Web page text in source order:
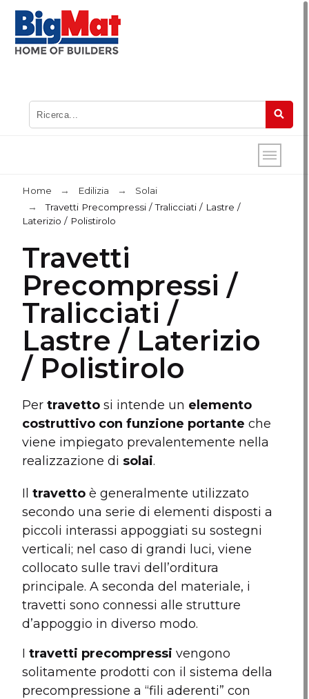
Home Edilizia
Solai
Travetti Precompressi / Tralicciati / Lastre /
Laterizio / Polistirolo
Travetti
Precompressi /
Tralicciati /
Lastre / Laterizio
/ Polistirolo
Pertravetto si intende un elemento
costruttivo con funzione portante che
viene impiegato prevalentemente nella
realizzazione di solai.
Iltravetto è generalmente utilizzato
secondo una serie di elementi disposti a
piccoli interassi appoggiati su sostegni
verticali; nel caso di grandi luci, viene
collocato sulle travi dell’orditura
principale. A seconda del materiale, i
travetti sono connessi alle strutture
d’appoggio in diverso modo.
Itravetti precompressi vengono
solitamente prodotti con il sistema della
precompressione a “fili aderenti” con